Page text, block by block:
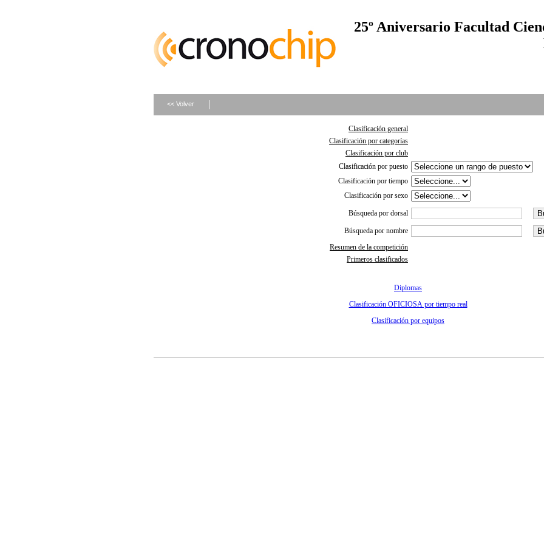
25º Aniversario Facultad
<< Volver
Clasificación general
Clasificación por categorías
Clasificación por club
Clasificación por puesto
Clasificación por tiempo
Clasificación por sexo
Búsqueda por dorsal
Búsqueda por nombre
Resumen de la competición
Primeros clasificados
Diplomas
Clasificación OFICIOSA por tiempo real
Clasificación por equipos